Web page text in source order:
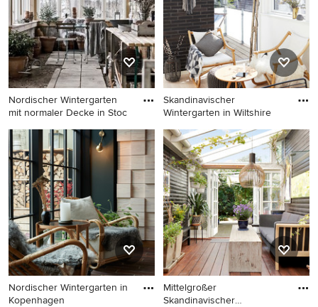
Nordischer Wintergarten
mit normaler Decke in Stoc
Nordischer Wintergarten mit
normaler Decke in Stockholm
Skandinavischer
Wintergarten in Wiltshire
Skandinavischer
Wintergarten in Wiltshire
Nordischer Wintergarten in
Kopenhagen
Mittelgroßer
Skandinavischer